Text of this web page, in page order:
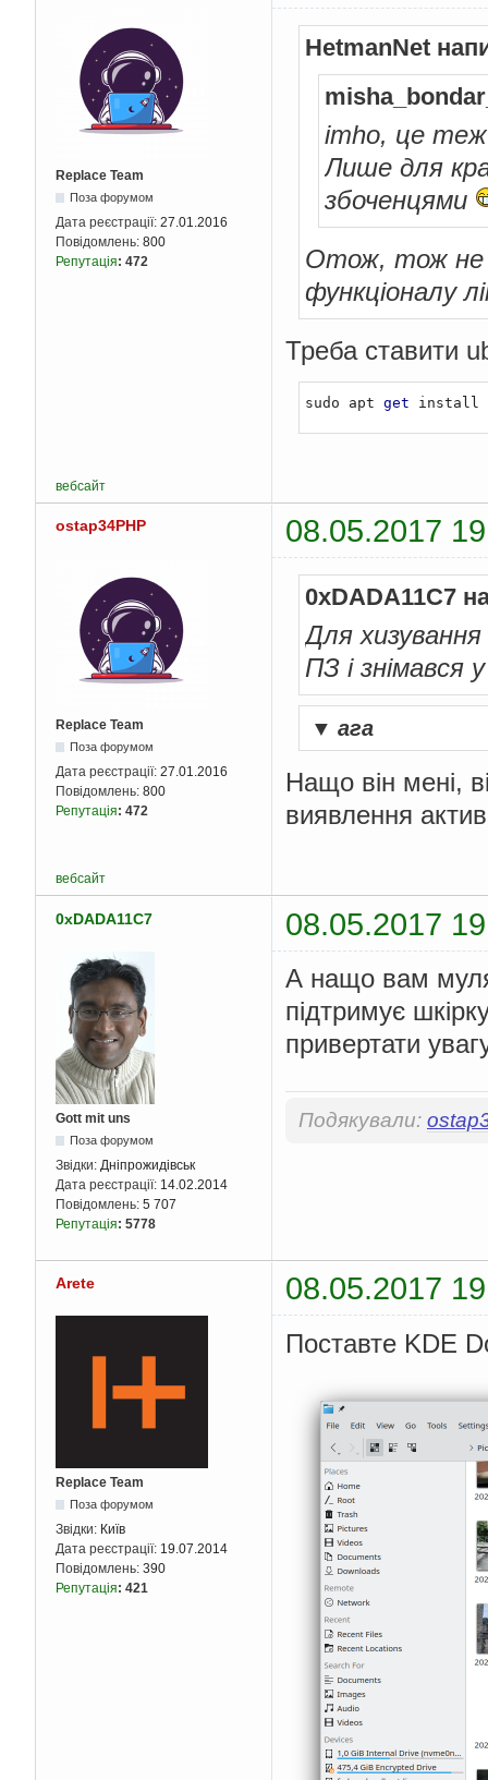
Replace Team
Поза форумом
Дата реєстрації: 27.01.2016
Повідомлень: 800
Репутація: 472
HetmanNet
imho, це
Лише для
збоченцями
Отож, тож не
функціоналу
Треба ставити
sudo apt get install
вебсайт
ostap34PHP 08.05.2017
Replace Team
Поза форумом
Дата реєстрації: 27.01.2016
Повідомлень: 800
Репутація: 472
0xDADA11C7
Для
ПЗ і знімався
▼ ага
Нащо він мені,
виявлення
вебсайт
0xDADA11C7 08.05.2017
Gott mit uns
Поза форумом
Звідки: Дніпрожидівськ
Дата реєстрації: 14.02.2014
Повідомлень: 5 707
Репутація: 5778
А нащо вам
підтримує
привертати
Подякували:
Arete 08.05.2017
Replace Team
Поза форумом
Звідки: Київ
Дата реєстрації: 19.07.2014
Повідомлень: 390
Репутація: 421
Поставте KDE